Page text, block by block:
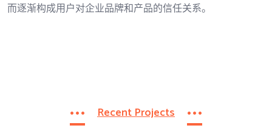
而逐渐构成用户对企业品牌和产品的信任关系。
Recent Projects